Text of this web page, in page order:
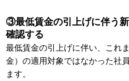
③最低賃金の引上げに伴う
確認する
最低賃金の引上げに伴い、これ
金）の適用対象ではなかった社
ます。